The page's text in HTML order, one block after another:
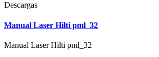
Descargas
Manual Laser Hilti pml_32
Manual Laser Hilti pml_32